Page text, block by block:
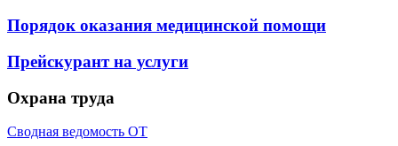
Порядок оказания медицинской помощи
Прейскурант на услуги
Охрана труда
Сводная ведомость ОТ